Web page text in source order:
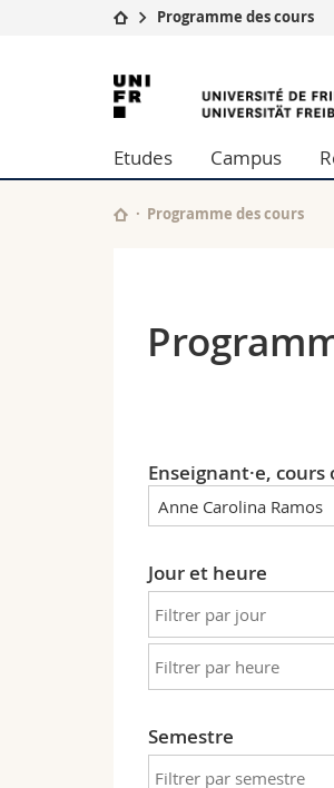
Université
Recherche
Université
Formation continue
Programme des cours
Université
de
Fribourg
Etudes Campus
Programme des cours
Enseignant·e, cours
Jour et heure
Semestre